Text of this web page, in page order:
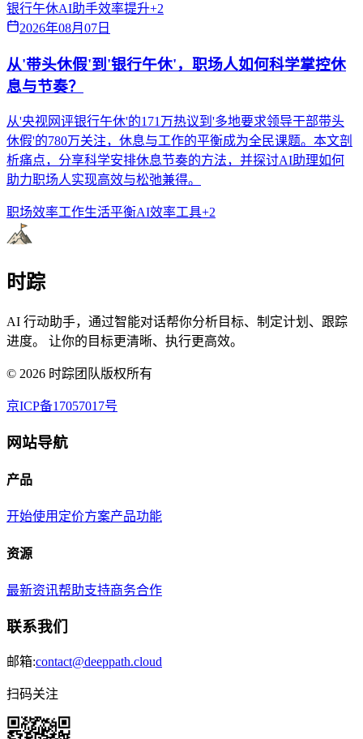
银行午休AI助手效率提升+2
2026年08月07日
从'带头休假'到'银行午休'，职场人如何科学掌控休
息与节奏？
从'央视网评银行午休'的171万热议到'多地要求领导干部带头
休假'的780万关注，休息与工作的平衡成为全民课题。本文剖
析痛点，分享科学安排休息节奏的方法，并探讨AI助理如何
助力职场人实现高效与松弛兼得。
职场效率工作生活平衡AI效率工具+2
时踪
AI 行动助手，通过智能对话帮你分析目标、制定计划、跟踪
进度。 让你的目标更清晰、执行更高效。
© 2026 时踪团队版权所有
京ICP备17057017号
网站导航
产品
开始使用 定价方案产品功能
资源
最新资讯帮助支持商务合作
联系我们
邮箱:contact@deeppath.cloud
扫码关注